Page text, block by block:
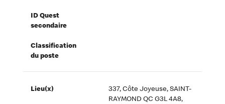
ID Quest
secondaire
Classification
du poste
Lieu(x)
337, Côte Joyeuse, SAINT-
RAYMOND QC G3L 4A8,